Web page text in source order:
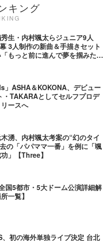
キング
生・内村颯太らジュニア9人
3人制作の新曲＆手描きセット
もっと前に進んで夢を掴みた
」ASHA＆KOKONA、デビュー
・TAKARAとしてセルフプロデ
ースへ
湧、内村颯太考案の“幻のタイ
の「パパママ一番」を例に「颯
」【Three】
国5都市・5大ドーム公演詳細解
一覧】
、初の海外単独ライブ決定 台北